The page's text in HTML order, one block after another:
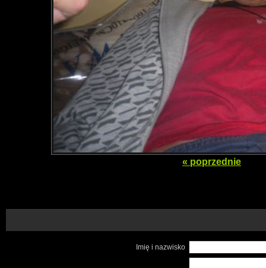
« poprzednie
Imię i nazwisko